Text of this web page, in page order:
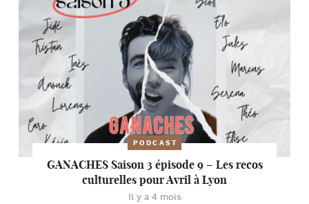
PODCAST
GANACHES Saison 3 épisode 9 – Les recos
culturelles pour Avril à Lyon
Il y a 4 mois